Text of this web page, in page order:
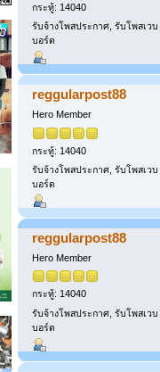
กระทู้: 14040
รับจ้างโพสประกาศ, รับโพสเวบ
บอร์ด
reggularpost88
Hero Member
กระทู้: 14040
รับจ้างโพสประกาศ, รับโพสเวบ
บอร์ด
reggularpost88
Hero Member
กระทู้: 14040
รับจ้างโพสประกาศ, รับโพสเวบ
บอร์ด